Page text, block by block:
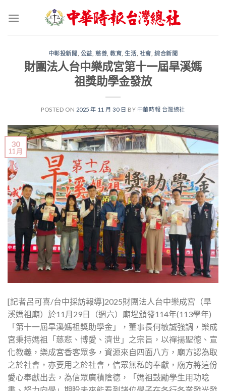
中彰投新聞 公益 慈善 ,教育 ,生活 社會, 綜合新聞
財團法人台中樂成宮第十一屆旱溪媽
祖獎助學金發放
POSTED ON 2025 年 11 月 30 日 BY 中華時報 台灣總社
30
11 月
[記者呂可喜/台中採訪報導]2025財團法人台中樂成宮（旱
溪媽祖廟）於11月29日（週六）廟埕頒發114年(113學年)
「第十一屆旱溪媽祖獎助學金」，董事長何敏誠強調，樂成
宮秉持媽祖「慈悲、博愛、濟世」之宗旨，以禪揚聖德、宣
化教義，樂成宮香客眾多，資源來自四面八方，廟方認為取
之於社會，亦要用之於社會，信眾無私的奉獻，廟方將這份
愛心奉獻出去，為信眾廣積陰德，「媽祖鼓勵學生用功唸